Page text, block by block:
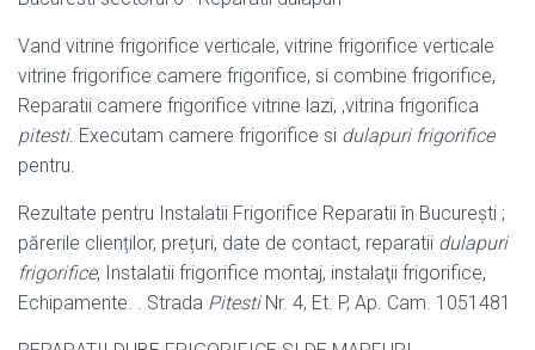
Vand vitrine frigorifice verticale, vitrine frigorifice verticale
vitrine frigorifice camere frigorifice, si combine frigorifice,
Reparatii camere frigorifice vitrine lazi, ,vitrina frigorifica
pitesti. Executam camere frigorifice si dulapuri frigorifice
pentru.
Rezultate pentru Instalatii Frigorifice Reparatii în Bucureşti ;
părerile clienților, prețuri, date de contact, reparatii dulapuri
frigorifice, Instalatii frigorifice montaj, instalaţii frigorifice,
Echipamente. . Strada PitestiNr. 4, Et. P, Ap. Cam. 1 051481